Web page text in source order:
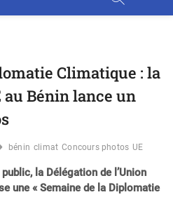
Climatique : la
au Bénin lance un
bénin climat Concours photos UE
la Délégation de l’Union
une « Semaine de la Diplomatie